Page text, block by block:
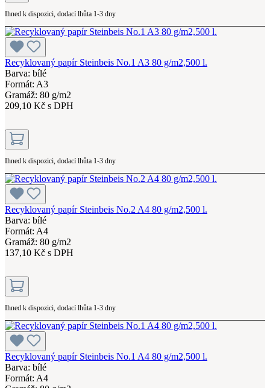
Ihned k dispozici, dodací lhůta 1-3 dny
Recyklovaný papír Steinbeis No.1 A3 80 g/m2,500 l.
Barva: bílé
Formát: A3
Gramáž: 80 g/m2
209,10 Kč s DPH
Ihned k dispozici, dodací lhůta 1-3 dny
Recyklovaný papír Steinbeis No.2 A4 80 g/m2,500 l.
Barva: bílé
Formát: A4
Gramáž: 80 g/m2
137,10 Kč s DPH
Ihned k dispozici, dodací lhůta 1-3 dny
Recyklovaný papír Steinbeis No.1 A4 80 g/m2,500 l.
Barva: bílé
Formát: A4